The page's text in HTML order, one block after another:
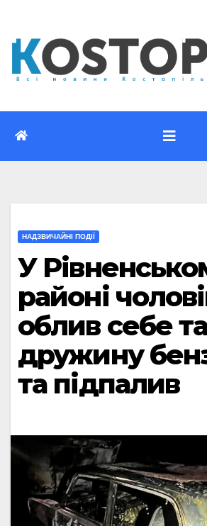
вмісту
НАДЗВИЧАЙНІ ПОДІЇ
У
районі
облив себе
дружину
та підпалив